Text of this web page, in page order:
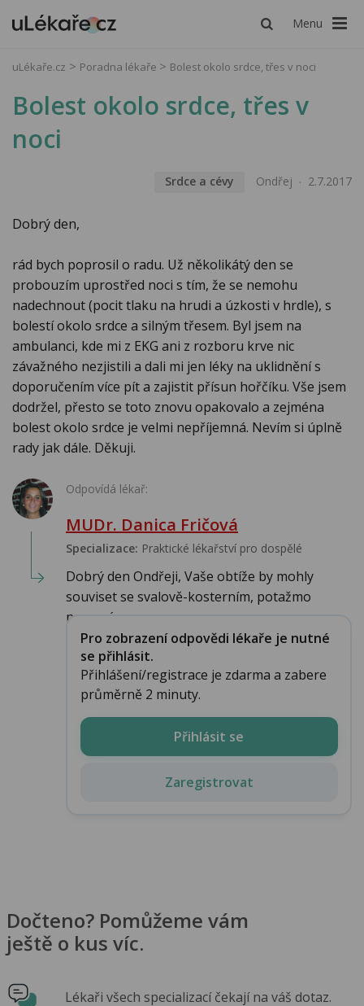
Menu
uLékaře.cz Poradna lékaře Bolest okolo srdce, třes v noci
Bolest okolo srdce, třes v
noci
Srdce a cévy Ondřej 2.7.2017
Dobrý den,
rád bych poprosil o radu. Už několikátý den se
probouzím uprostřed noci s tím, že se nemohu
nadechnout (pocit tlaku na hrudi a úzkosti v hrdle), s
bolestí okolo srdce a silným třesem. Byl jsem na
ambulanci, kde mi z EKG ani z rozboru krve nic
závažného nezjistili a dali mi jen léky na uklidnění s
doporučením více pít a zajistit přísun hořčíku. Vše jsem
dodržel, přesto se toto znovu opakovalo a zejména
bolest okolo srdce je velmi nepříjemná. Nevím si úplně
rady jak dále. Děkuji.
Odpovídá lékař:
MUDr. Danica Fričová
Specializace: Praktické lékařství pro dospělé
Dobrý den Ondřeji, Vaše obtíže by mohly
souviset se svalově-kosterním, potažmo
nervovým sys...
Pro zobrazení odpovědi lékaře je nutné
se přihlásit.
Přihlášení/registrace je zdarma a zabere
průměrně 2 minuty.
Přihlásit se
Zaregistrovat
Dočteno? Pomůžeme vám
ještě o kus víc.
Lékaři všech specializací čekají na váš dotaz.